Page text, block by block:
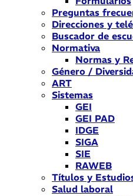
Preguntas
Direcciones y
Buscador de
Normativa
Normas y
Género /
ART
Sistemas
GEI
GEI PAD
IDGE
SIGA
SIE
RAWEB
Títulos y
Salud laboral